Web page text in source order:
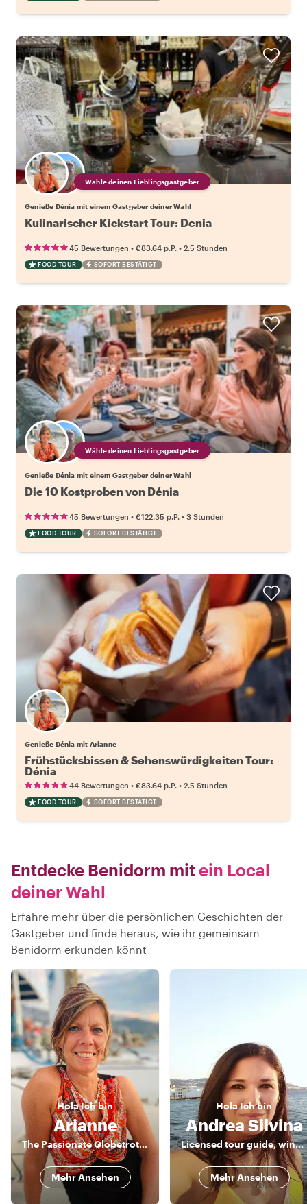
Wähle deinen Lieblingsgastgeber
Genieße Dénia mit einem Gastgeber deiner Wahl
Kulinarischer Kickstart Tour: Denia
45 Bewertungen • €83.64 p.P. • 2.5 Stunden
FOOD TOUR SOFORT BESTÄTIGT
Wähle deinen Lieblingsgastgeber
Genieße Dénia mit einem Gastgeber deiner Wahl
Die 10 Kostproben von Dénia
45 Bewertungen • €122.35 p.P. • 3 Stunden
FOOD TOUR SOFORT BESTÄTIGT
Genieße Dénia mit Arianne
Frühstücksbissen & Sehenswürdigkeiten Tour:
Dénia
44 Bewertungen • €83.64 p.P. • 2.5 Stunden
FOOD TOUR SOFORT BESTÄTIGT
Entdecke Benidorm mitein Local
deiner Wahl
Erfahre mehr über die persönlichen Geschichten der
Gastgeber und finde heraus, wie ihr gemeinsam
Benidorm erkunden könnt
HolaIch bin
Arianne
The Passionate Globetrotter
Mehr Ansehen
HolaIch bin
Andrea Silvina
Licensed tour guide, wine lover & foodie
Mehr Ansehen